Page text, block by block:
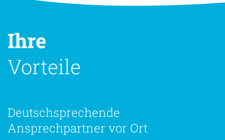
Ihre
Vorteile
Deutschsprechende
Ansprechpartner vor Ort